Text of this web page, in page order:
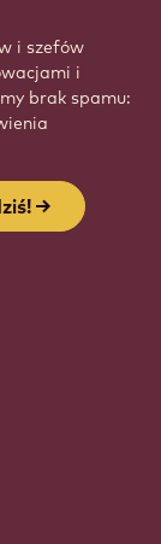
i szefów
i
brak spamu: